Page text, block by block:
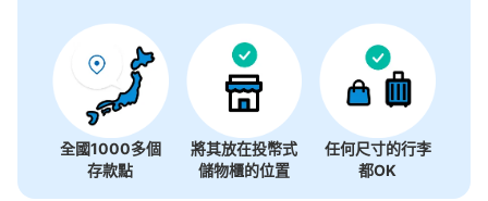
全國1000多個
存款點
將其放在投幣式
儲物櫃的位置
任何尺寸的行李
都OK